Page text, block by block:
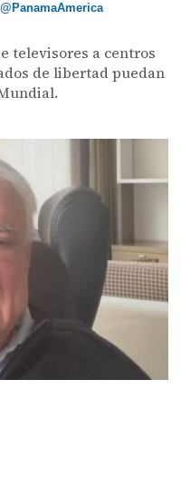
@PanamaAmerica
televisores a centros
de libertad puedan